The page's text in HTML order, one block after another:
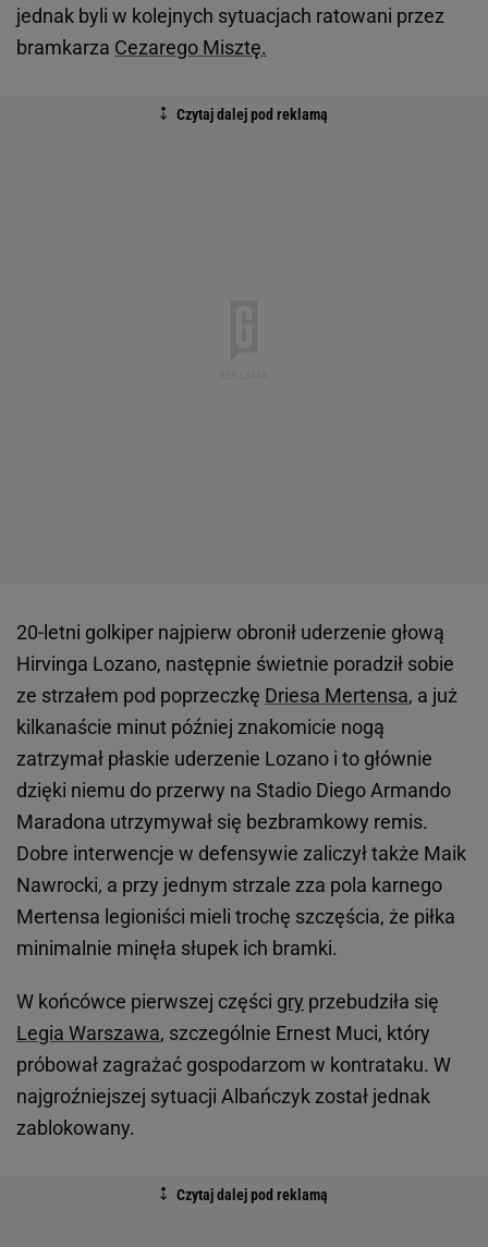
jednak byli w kolejnych sytuacjach ratowani przez
bramkarza Cezarego Misztę.
20-letni golkiper najpierw obronił uderzenie głową
Hirvinga Lozano, następnie świetnie poradził sobie
ze strzałem pod poprzeczkę Driesa Mertensa, a już
kilkanaście minut później znakomicie nogą
zatrzymał płaskie uderzenie Lozano i to głównie
dzięki niemu do przerwy na Stadio Diego Armando
Maradona utrzymywał się bezbramkowy remis.
Dobre interwencje w defensywie zaliczył także Maik
Nawrocki, a przy jednym strzale zza pola karnego
Mertensa legioniści mieli trochę szczęścia, że piłka
minimalnie minęła słupek ich bramki.
W końcówce pierwszej części gry przebudziła się
Legia Warszawa, szczególnie Ernest Muci, który
próbował zagrażać gospodarzom w kontrataku. W
najgroźniejszej sytuacji Albańczyk został jednak
zablokowany.